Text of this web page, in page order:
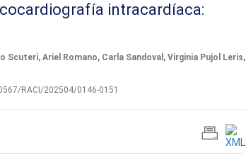
intracardíaca:
Scuteri, Ariel Romano, Carla Sandoval, Virginia Pujol Leris,
RACI/202504/0146-0151